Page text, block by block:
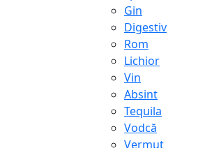
Gin
Digestiv
Rom
Lichior
Vin
Absint
Tequila
Vodcă
Vermut